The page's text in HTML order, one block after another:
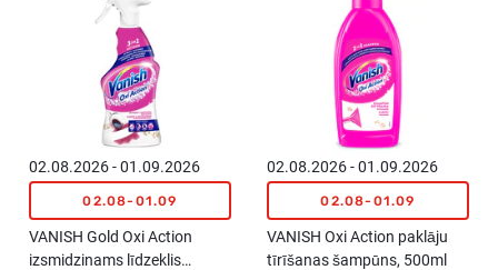
02.08.2026 - 01.09.2026
02.08-01.09
VANISH Gold Oxi Action
izsmidzinams līdzeklis
02.08.2026 - 01.09.2026
02.08-01.09
VANISH Oxi Action paklāju
tīrīšanas šampūns, 500ml